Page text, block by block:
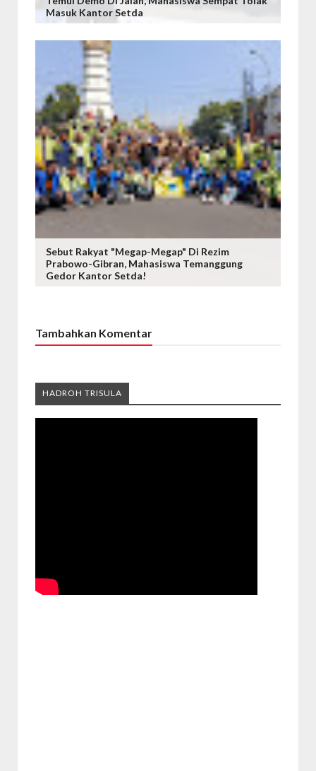
Masuk Kantor Setda
Sebut Rakyat "Megap-Megap" Di Rezim
Prabowo-Gibran, Mahasiswa Temanggung
Gedor Kantor Setda!
Tambahkan Komentar
HADROH TRISULA